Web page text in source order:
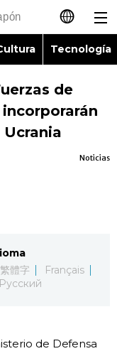
日本語
English
简体字
Русский
Tecnología
de
Ucrania
Noticias
繁體字
Français
Русский
de Defensa